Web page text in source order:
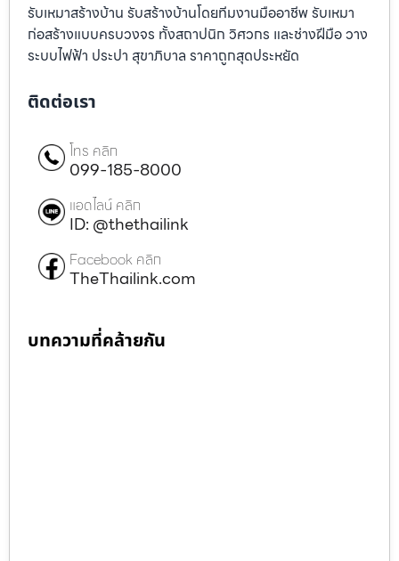
รับเหมาสร้างบ้าน รับสร้างบ้านโดยทีมงานมืออาชีพ รับเหมา
ก่อสร้างแบบครบวงจร ทั้งสถาปนิก วิศวกร และช่างฝีมือ วาง
ระบบไฟฟ้า ประปา สุขาภิบาล ราคาถูกสุดประหยัด
ติดต่อเรา
โทร คลิก
099-185-8000
แอดไลน์ คลิก
ID: @thethailink
Facebook คลิก
TheThailink.com
บทความที่คล้ายกัน